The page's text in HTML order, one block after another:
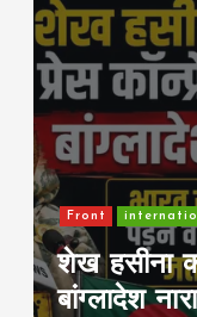
Front
शेख हसीना
बांग्लादेश